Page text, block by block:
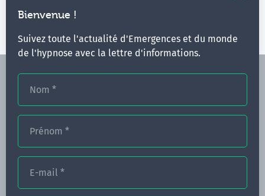
Bienvenue !
Suivez toute l'actualité d'Emergences et du monde
de l'hypnose avec la lettre d'informations.
Nom *
Prénom *
E-mail *
CONGRÈS